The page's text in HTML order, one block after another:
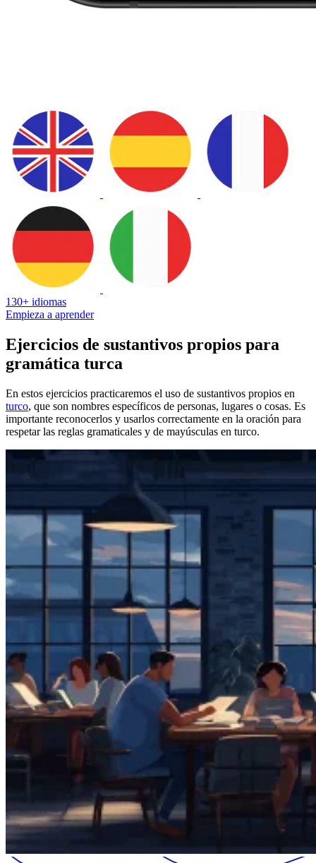
130+ idiomas
Empieza a aprender
Ejercicios de sustantivos propios para
gramática turca
En estos ejercicios practicaremos el uso de sustantivos propios en
turco, que son nombres específicos de personas, lugares o cosas. Es
importante reconocerlos y usarlos correctamente en la oración para
respetar las reglas gramaticales y de mayúsculas en turco.